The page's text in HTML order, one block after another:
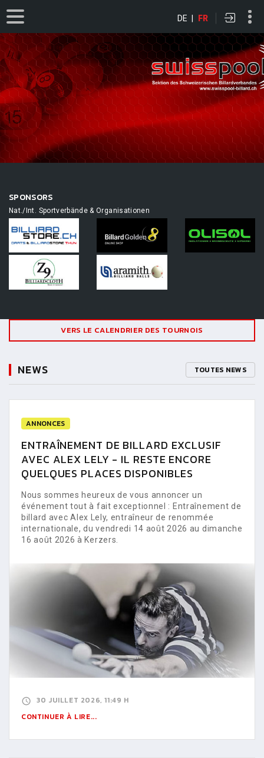
DE | FR
SPONSORS
Nat./Int. Sportverbände & Organisationen
VERS LE CALENDRIER DES TOURNOIS
NEWS TOUTES NEWS
ANNONCES
ENTRAÎNEMENT DE BILLARD EXCLUSIF
AVEC ALEX LELY - IL RESTE ENCORE
QUELQUES PLACES DISPONIBLES
Nous sommes heureux de vous annoncer un
événement tout à fait exceptionnel : Entraînement de
billard avec Alex Lely, entraîneur de renommée
internationale, du vendredi 14 août 2026 au dimanche
16 août 2026 à Kerzers.
30 JUILLET 2026, 11:49 H
CONTINUER À LIRE...